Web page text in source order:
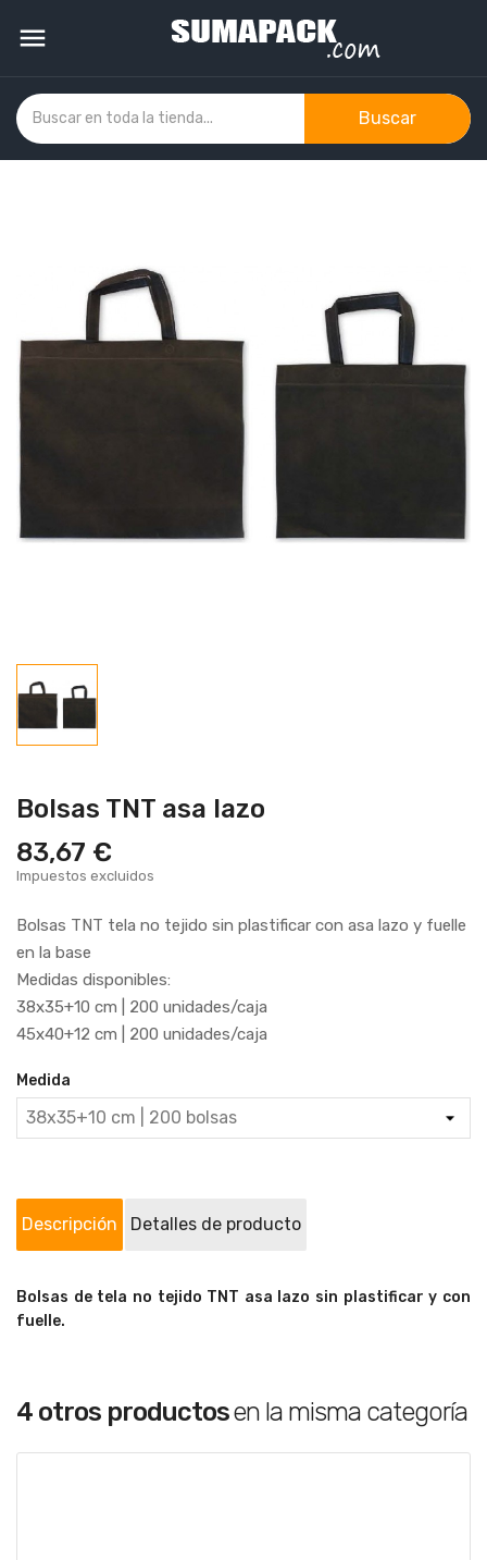

Buscar
Bolsas TNT asa lazo
83,67 €
Impuestos excluidos
Bolsas TNT tela no tejido sin plastificar con asa lazo y fuelle
en la base
Medidas disponibles:
38x35+10 cm | 200 unidades/caja
45x40+12 cm | 200 unidades/caja
Medida
Descripción Detalles de producto
Bolsas de tela no tejido TNT asa lazo sin plastificar y con
fuelle.
4 otros productosen la misma categoría